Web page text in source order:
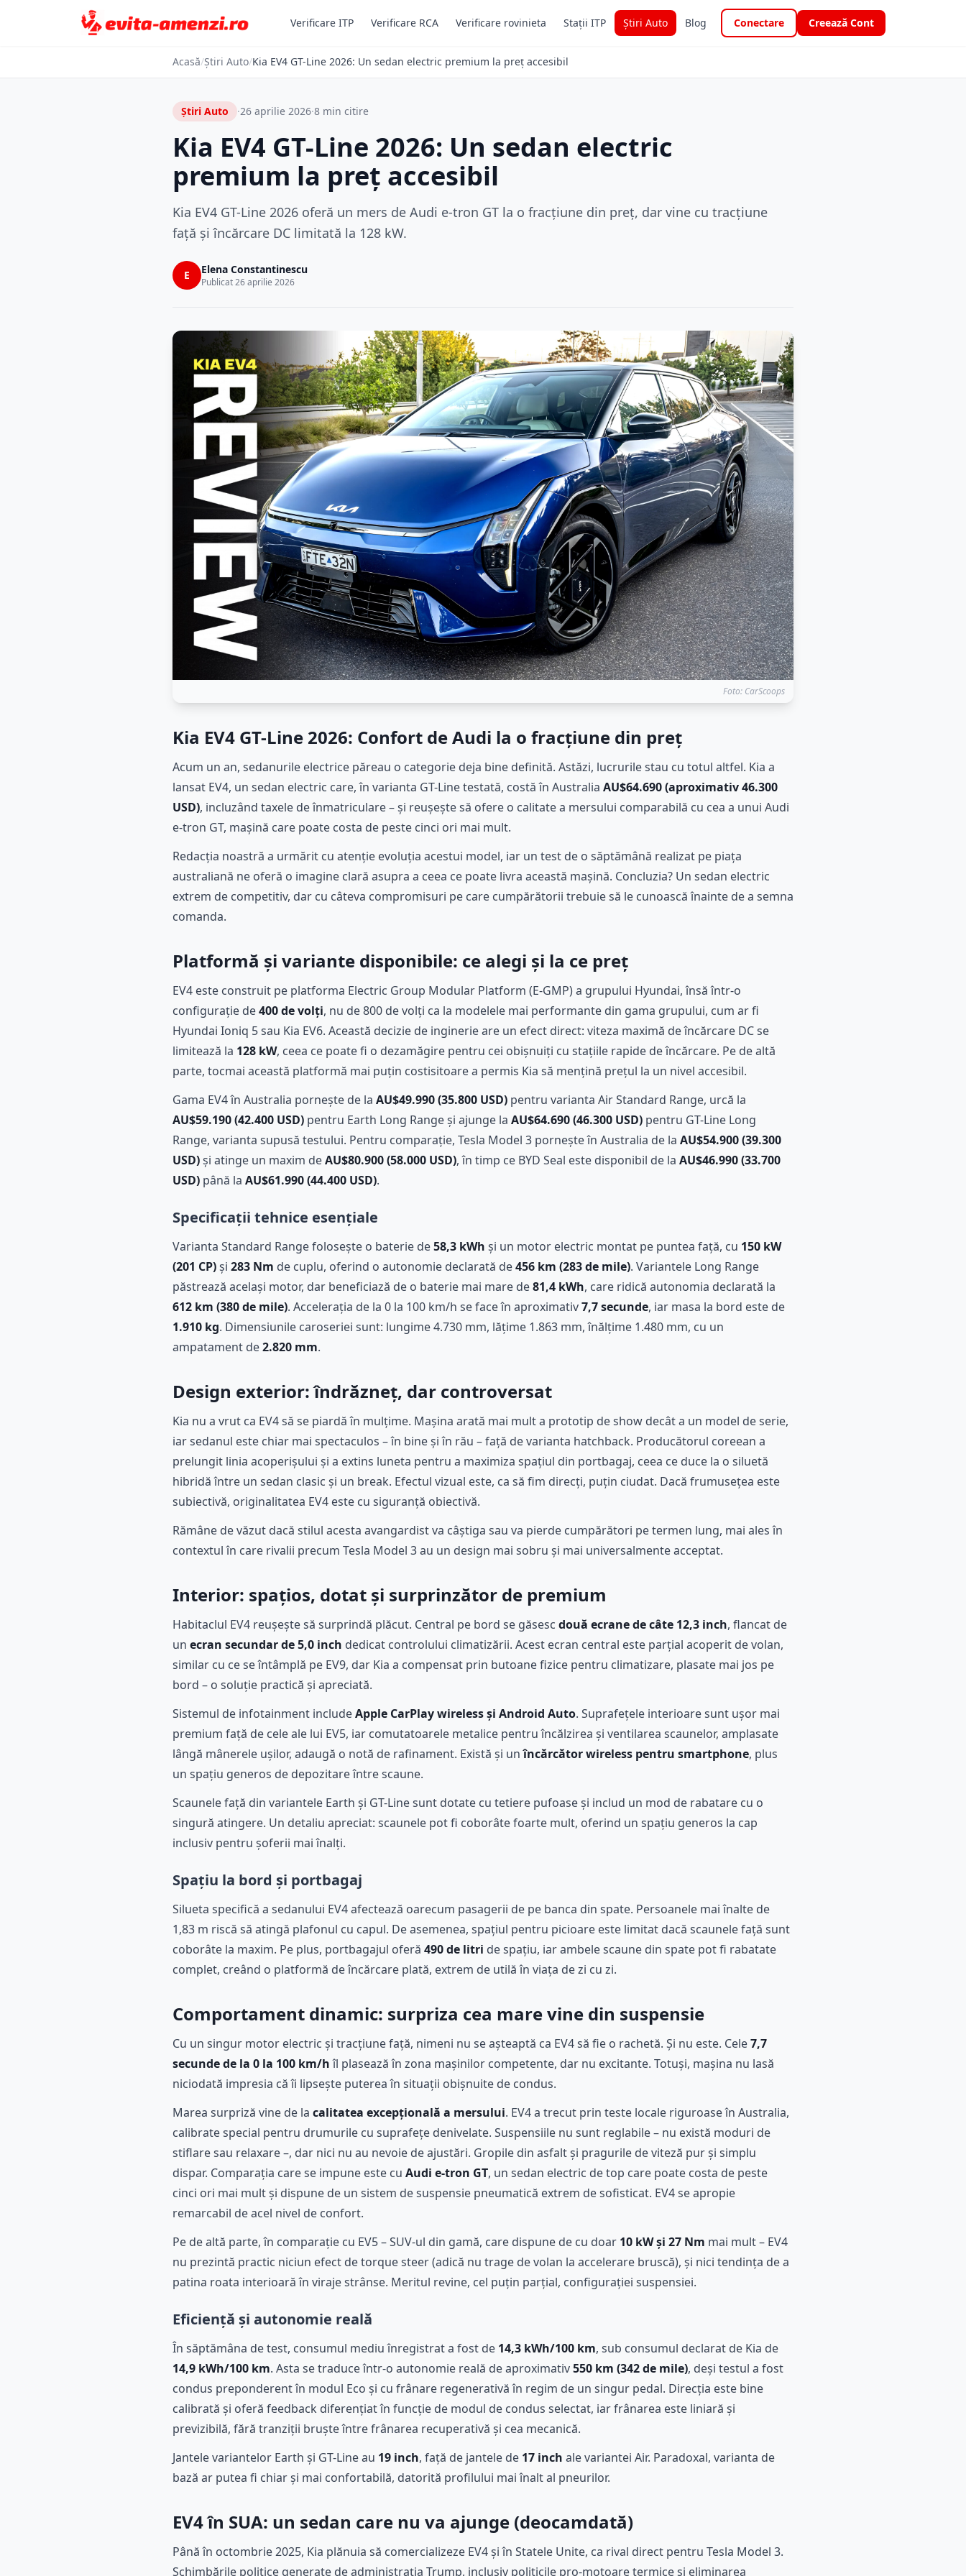
Verificare ITP Verificare RCA Verificare rovinieta Stații ITP Știri Auto Blog Conectare Creează Cont
Acasă/Știri Auto/Kia EV4 GT-Line 2026: Un sedan electric premium la preț accesibil
Știri Auto ·26 aprilie 2026·8 min citire
Kia EV4 GT-Line 2026: Un sedan electric
premium la preț accesibil
Kia EV4 GT-Line 2026 oferă un mers de Audi e-tron GT la o fracțiune din preț, dar vine cu tracțiune
față și încărcare DC limitată la 128 kW.
E Elena Constantinescu
Publicat 26 aprilie 2026
Foto: CarScoops
Kia EV4 GT-Line 2026: Confort de Audi la o fracțiune din preț
Acum un an, sedanurile electrice păreau o categorie deja bine definită. Astăzi, lucrurile stau cu totul altfel. Kia a
lansat EV4, un sedan electric care, în varianta GT-Line testată, costă în Australia AU$64.690 (aproximativ 46.300
USD), incluzând taxele de înmatriculare – și reușește să ofere o calitate a mersului comparabilă cu cea a unui Audi
e-tron GT, mașină care poate costa de peste cinci ori mai mult.
Redacția noastră a urmărit cu atenție evoluția acestui model, iar un test de o săptămână realizat pe piața
australiană ne oferă o imagine clară asupra a ceea ce poate livra această mașină. Concluzia? Un sedan electric
extrem de competitiv, dar cu câteva compromisuri pe care cumpărătorii trebuie să le cunoască înainte de a semna
comanda.
Platformă și variante disponibile: ce alegi și la ce preț
EV4 este construit pe platforma Electric Group Modular Platform (E-GMP) a grupului Hyundai, însă într-o
configurație de400 de volți, nu de 800 de volți ca la modelele mai performante din gama grupului, cum ar fi
Hyundai Ioniq 5 sau Kia EV6. Această decizie de inginerie are un efect direct: viteza maximă de încărcare DC se
limitează la 128 kW, ceea ce poate fi o dezamăgire pentru cei obișnuiți cu stațiile rapide de încărcare. Pe de altă
parte, tocmai această platformă mai puțin costisitoare a permis Kia să mențină prețul la un nivel accesibil.
Gama EV4 în Australia pornește de la AU$49.990 (35.800 USD) pentru varianta Air Standard Range, urcă la
AU$59.190 (42.400 USD) pentru Earth Long Range și ajunge la AU$64.690 (46.300 USD) pentru GT-Line Long
Range, varianta supusă testului. Pentru comparație, Tesla Model 3 pornește în Australia de la AU$54.900 (39.300
USD)și atinge un maxim deAU$80.900 (58.000 USD), în timp ce BYD Seal este disponibil de la AU$46.990 (33.700
USD) până la AU$61.990 (44.400 USD).
Specificații tehnice esențiale
Varianta Standard Range folosește o baterie de58,3 kWh și un motor electric montat pe puntea față, cu 150 kW
(201 CP)și 283 Nm de cuplu, oferind o autonomie declarată de456 km (283 de mile). Variantele Long Range
păstrează același motor, dar beneficiază de o baterie mai mare de81,4 kWh, care ridică autonomia declarată la
612 km (380 de mile). Accelerația de la 0 la 100 km/h se face în aproximativ7,7 secunde, iar masa la bord este de
1.910 kg. Dimensiunile caroseriei sunt: lungime 4.730 mm, lățime 1.863 mm, înălțime 1.480 mm, cu un
ampatament de2.820 mm.
Design exterior: îndrăzneț, dar controversat
Kia nu a vrut ca EV4 să se piardă în mulțime. Mașina arată mai mult a prototip de show decât a un model de serie,
iar sedanul este chiar mai spectaculos – în bine și în rău – față de varianta hatchback. Producătorul coreean a
prelungit linia acoperișului și a extins luneta pentru a maximiza spațiul din portbagaj, ceea ce duce la o siluetă
hibridă între un sedan clasic și un break. Efectul vizual este, ca să fim direcți, puțin ciudat. Dacă frumusețea este
subiectivă, originalitatea EV4 este cu siguranță obiectivă.
Rămâne de văzut dacă stilul acesta avangardist va câștiga sau va pierde cumpărători pe termen lung, mai ales în
contextul în care rivalii precum Tesla Model 3 au un design mai sobru și mai universalmente acceptat.
Interior: spațios, dotat și surprinzător de premium
Habitaclul EV4 reușește să surprindă plăcut. Central pe bord se găsesc două ecrane de câte 12,3 inch, flancat de
un ecran secundar de 5,0 inch dedicat controlului climatizării. Acest ecran central este parțial acoperit de volan,
similar cu ce se întâmplă pe EV9, dar Kia a compensat prin butoane fizice pentru climatizare, plasate mai jos pe
bord – o soluție practică și apreciată.
Sistemul de infotainment includeApple CarPlay wireless și Android Auto. Suprafețele interioare sunt ușor mai
premium față de cele ale lui EV5, iar comutatoarele metalice pentru încălzirea și ventilarea scaunelor, amplasate
lângă mânerele ușilor, adaugă o notă de rafinament. Există și unîncărcător wireless pentru smartphone, plus
un spațiu generos de depozitare între scaune.
Scaunele față din variantele Earth și GT-Line sunt dotate cu tetiere pufoase și includ un mod de rabatare cu o
singură atingere. Un detaliu apreciat: scaunele pot fi coborâte foarte mult, oferind un spațiu generos la cap
inclusiv pentru șoferii mai înalți.
Spațiu la bord și portbagaj
Silueta specifică a sedanului EV4 afectează oarecum pasagerii de pe banca din spate. Persoanele mai înalte de
1,83 m riscă să atingă plafonul cu capul. De asemenea, spațiul pentru picioare este limitat dacă scaunele față sunt
coborâte la maxim. Pe plus, portbagajul oferă 490 de litri de spațiu, iar ambele scaune din spate pot fi rabatate
complet, creând o platformă de încărcare plată, extrem de utilă în viața de zi cu zi.
Comportament dinamic: surpriza cea mare vine din suspensie
Cu un singur motor electric și tracțiune față, nimeni nu se așteaptă ca EV4 să fie o rachetă. Și nu este. Cele7,7
secunde de la 0 la 100 km/hîl plasează în zona mașinilor competente, dar nu excitante. Totuși, mașina nu lasă
niciodată impresia că îi lipsește puterea în situații obișnuite de condus.
Marea surpriză vine de la calitatea excepțională a mersului. EV4 a trecut prin teste locale riguroase în Australia,
calibrate special pentru drumurile cu suprafețe denivelate. Suspensiile nu sunt reglabile – nu există moduri de
stiflare sau relaxare –, dar nici nu au nevoie de ajustări. Gropile din asfalt și pragurile de viteză pur și simplu
dispar. Comparația care se impune este cu Audi e-tron GT, un sedan electric de top care poate costa de peste
cinci ori mai mult și dispune de un sistem de suspensie pneumatică extrem de sofisticat. EV4 se apropie
remarcabil de acel nivel de confort.
Pe de altă parte, în comparație cu EV5 – SUV-ul din gamă, care dispune de cu doar 10 kW și 27 Nm mai mult – EV4
nu prezintă practic niciun efect de torque steer (adică nu trage de volan la accelerare bruscă), și nici tendința de a
patina roata interioară în viraje strânse. Meritul revine, cel puțin parțial, configurației suspensiei.
Eficiență și autonomie reală
În săptămâna de test, consumul mediu înregistrat a fost de 14,3 kWh/100 km, sub consumul declarat de Kia de
14,9 kWh/100 km. Asta se traduce într-o autonomie reală de aproximativ550 km (342 de mile), deși testul a fost
condus preponderent în modul Eco și cu frânare regenerativă în regim de un singur pedal. Direcția este bine
calibrată și oferă feedback diferențiat în funcție de modul de condus selectat, iar frânarea este liniară și
previzibilă, fără tranziții bruște între frânarea recuperativă și cea mecanică.
Jantele variantelor Earth și GT-Line au 19 inch, față de jantele de 17 inch ale variantei Air. Paradoxal, varianta de
bază ar putea fi chiar și mai confortabilă, datorită profilului mai înalt al pneurilor.
EV4 în SUA: un sedan care nu va ajunge (deocamdată)
Până în octombrie 2025, Kia plănuia să comercializeze EV4 și în Statele Unite, ca rival direct pentru Tesla Model 3.
Schimbările politice generate de administrația Trump, inclusiv politicile pro-motoare termice și eliminarea